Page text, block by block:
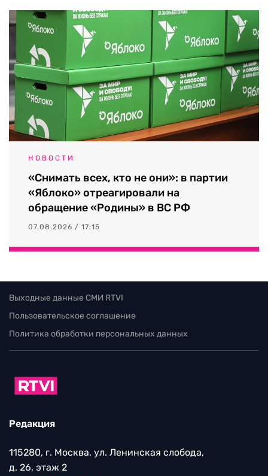
НОВОСТИ
«Снимать всех, кто не они»: в партии
«Яблоко» отреагировали на
обращение «Родины» в ВС РФ
07.08.2026 / 17:15
Выходные данные СМИ RTVI
Пользовательское соглашение
Политика обработки персональных данных
Редакция
115280, г. Москва, ул. Ленинская слобода,
д. 26, этаж 2